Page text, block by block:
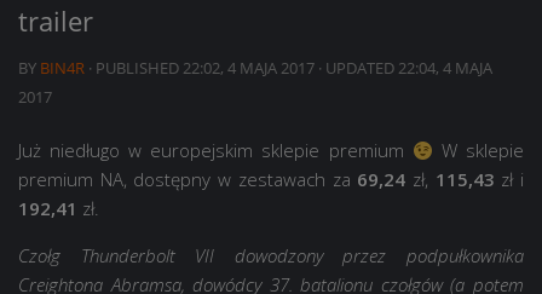
trailer
BY BIN4R · PUBLISHED 22:02, 4 MAJA 2017 · UPDATED 22:04, 4 MAJA
2017
Już niedługo w europejskim sklepie premium
W sklepie
premium NA, dostępny w zestawach za 69,24 zł, 115,43 zł i
192,41 zł.
Czołg Thunderbolt VII dowodzony przez podpułkownika
Creightona Abramsa, dowódcy 37. batalionu czołgów (a potem